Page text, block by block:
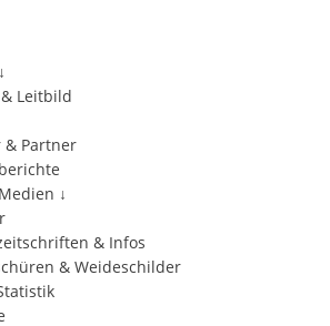
↓
Leitbild
Partner
↓
& Infos
& Weideschilder